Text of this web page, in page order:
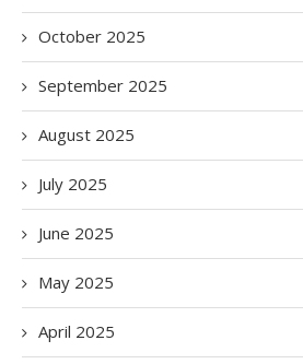
October 2025
September 2025
August 2025
July 2025
June 2025
May 2025
April 2025